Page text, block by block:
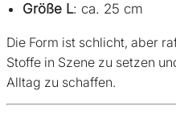
Größe L: ca. 25 cm
Die Form ist schlicht, aber
Stoffe in Szene zu setzen
Alltag zu schaffen.